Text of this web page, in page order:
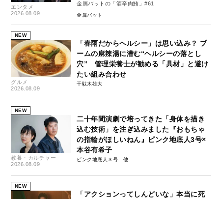
エンタメ
2026.08.09
金属バットの「酒辛肉鮪」#61
金属バット
NEW
グルメ
2026.08.09
「春雨だからヘルシー」は思い込み？ ブ
ームの麻辣湯に潜む“ヘルシーの落とし
穴” 管理栄養士が勧める「具材」と避け
たい組み合わせ
千駄木雄大
NEW
教養・カルチャー
2026.08.09
二十年間演劇で培ってきた「身体を描き
込む技術」を注ぎ込みました『おもちゃ
の指輪がほしいねん』ピンク地底人3号×
本谷有希子
ピンク地底人３号
NEW
「アクションってしんどいな」本当に死